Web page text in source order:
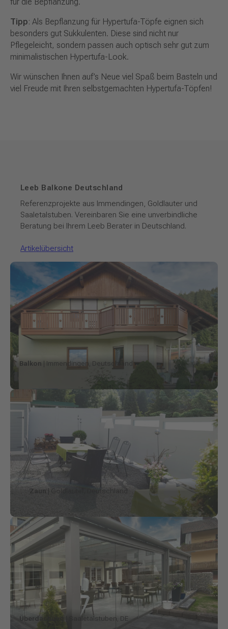
Tipp: Als Bepflanzung für Hypertufa-Töpfe eignen sich
besonders gut Sukkulenten. Diese sind nicht nur
Pflegeleicht, sondern passen auch optisch sehr gut zum
minimalistischen Hypertufa-Look.
Wir wünschen Ihnen auf’s Neue viel Spaß beim Basteln und
viel Freude mit Ihren selbstgemachten Hypertufa-Töpfen!
Leeb Balkone Deutschland
Referenzprojekte aus Immendingen, Goldlauter und
Saaletalstuben. Vereinbaren Sie eine unverbindliche
Beratung bei Ihrem Leeb Berater in Deutschland.
Artikelübersicht
Balkon | Immendingen, Deutschland
Zaun | Goldlauter, Deutschland
Überdachung | Saaletalstuben, DE